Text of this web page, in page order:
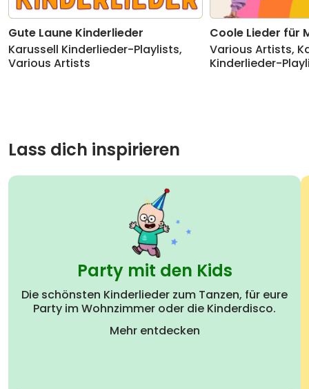
Gute Laune Kinderlieder
Karussell Kinderlieder-Playlists,
Various Artists
Coole Lieder für
Various Artists,
Kinderlieder-
Lass dich inspirieren
Party mit den Kids
Die schönsten Kinderlieder zum Tanzen, für eure
Party im Wohnzimmer oder die Kinderdisco.
Mehr entdecken